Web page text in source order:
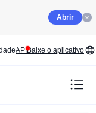
Abrir
APIBaixe o aplicativo